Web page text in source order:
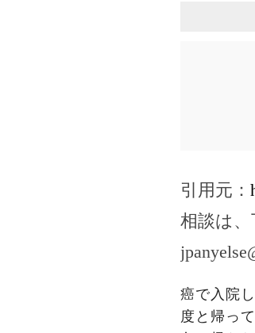
引用元：
相談は
癌で入院
度と帰っ